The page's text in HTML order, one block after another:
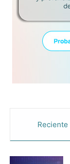
Reciente